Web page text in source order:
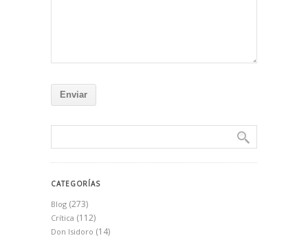
CATEGORÍAS
Blog (273)
Crítica (112)
Don Isidoro (14)